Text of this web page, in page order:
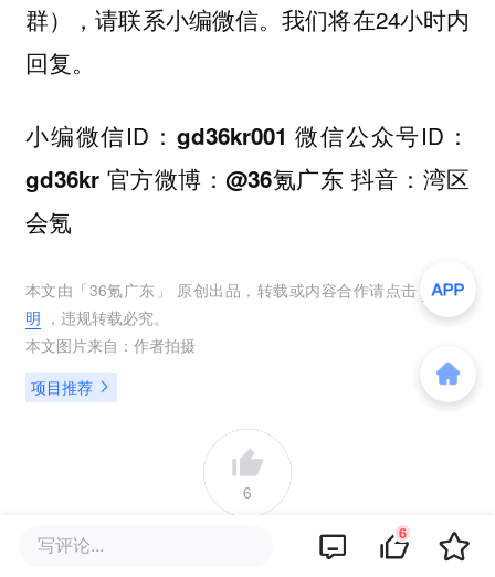
群），请联系小编微信。我们将在24小时内
回复。
小编微信ID： gd36kr001 微信公众号ID：
gd36kr 官方微博：@36氪广东 抖音： 湾区
会氪
本文由「36氪广东 」 原创出品，转载或内容合作请点击
转载说
明 ，违规转载必究。
本文图片来自： 作者拍摄
项目推荐
6
好文章，需要你的鼓励
写评论... 6